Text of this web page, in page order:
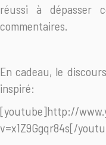
réussi à dépasser
commentaires.
En cadeau, le
inspiré:
[youtube]http://
v=x1Z9Ggqr84s[/